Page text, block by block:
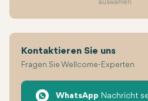
auswählen
Kontaktieren Sie uns
Fragen Sie Wellcome-Experten
WhatsApp Nachricht